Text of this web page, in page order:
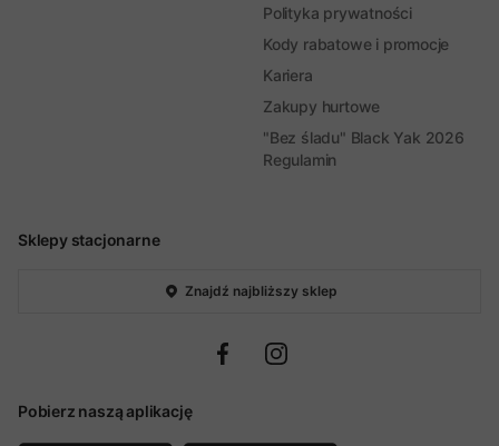
Sklepy stacjonarne
Znajdź najbliższy sklep
Pobierz naszą aplikację
Polityka prywatności
Kody rabatowe i promocje
Kariera
Zakupy hurtowe
"Bez śladu" Black Yak 2026
Regulamin